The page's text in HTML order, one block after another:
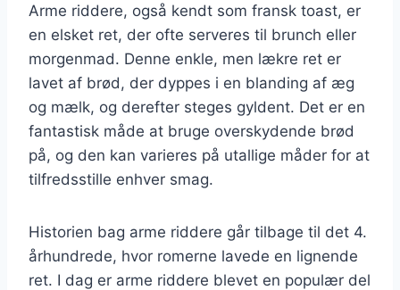
Arme riddere, også kendt som fransk toast, er
en elsket ret, der ofte serveres til brunch eller
morgenmad. Denne enkle, men lækre ret er
lavet af brød, der dyppes i en blanding af æg
og mælk, og derefter steges gyldent. Det er en
fantastisk måde at bruge overskydende brød
på, og den kan varieres på utallige måder for at
tilfredsstille enhver smag.
Historien bag arme riddere går tilbage til det 4.
århundrede, hvor romerne lavede en lignende
ret. I dag er arme riddere blevet en populær del